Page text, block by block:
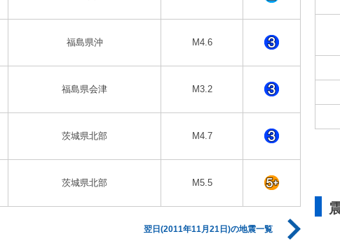
福島県沖 M4.6
福島県会津 M3.2
茨城県北部 M4.7
茨城県北部 M5.5
翌日(2011年11月21日)の地震一覧